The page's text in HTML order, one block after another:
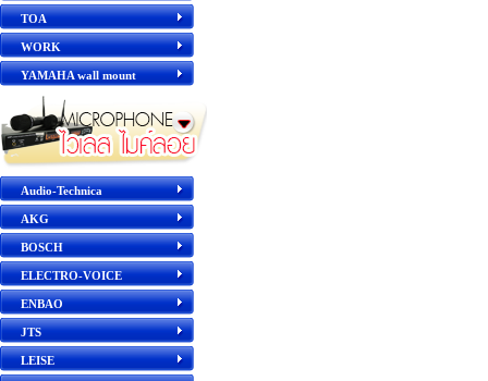
TOA
WORK
YAMAHA wall mount
Audio-Technica
AKG
BOSCH
ELECTRO-VOICE
ENBAO
JTS
LEISE